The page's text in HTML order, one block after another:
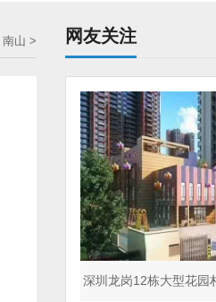
南山 > 网友关注
深圳龙岗12栋大型花园